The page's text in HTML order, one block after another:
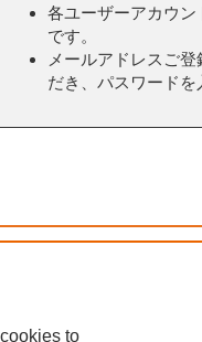
各ユーザーアカウ
です。
メールアドレスご
だき、パスワードを
かなる許諾を与えるものでもあ
to